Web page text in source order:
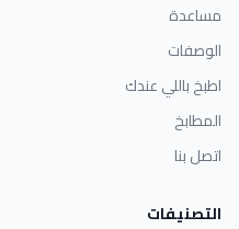
مساعدة
الوصفات
اطبخ باللي عندك
المطابخ
اتصل بنا
التصنيفات